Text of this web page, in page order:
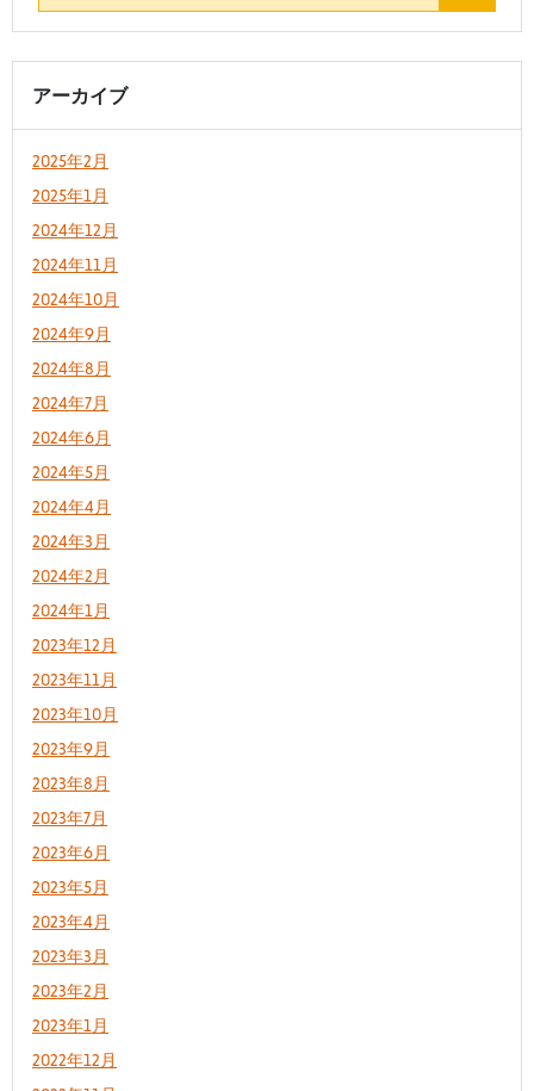
アーカイブ
2025年2月
2025年1月
2024年12月
2024年11月
2024年10月
2024年9月
2024年8月
2024年7月
2024年6月
2024年5月
2024年4月
2024年3月
2024年2月
2024年1月
2023年12月
2023年11月
2023年10月
2023年9月
2023年8月
2023年7月
2023年6月
2023年5月
2023年4月
2023年3月
2023年2月
2023年1月
2022年12月